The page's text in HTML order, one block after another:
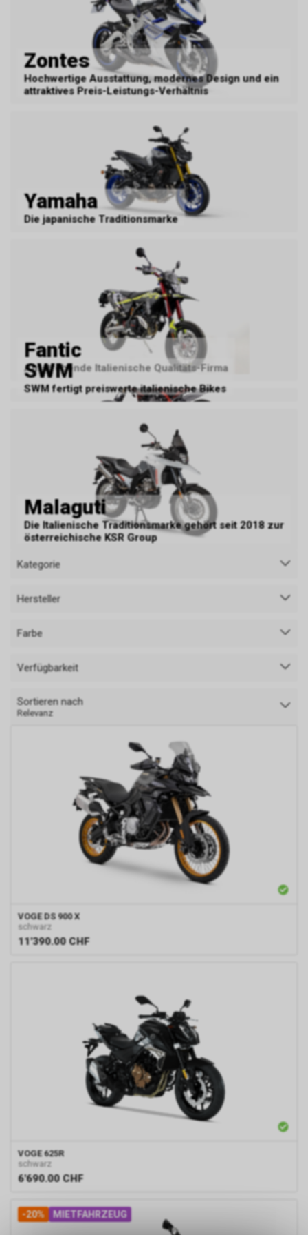
Zontes
Hochwertige Ausstattung, modernes Design und ein
attraktives Preis-Leistungs-Verhältnis
Yamaha
Die japanische Traditionsmarke
Fantic
Aufstrebende Italienische Qualitäts-Firma
SWM
SWM fertigt preiswerte italienische Bikes
Malaguti
Die Italienische Traditionsmarke gehört seit 2018 zur
österreichische KSR Group
Kategorie
Hersteller
Farbe
Verfügbarkeit
Sortieren nach
Relevanz
VOGE DS 900 X
schwarz
11'390.00 CHF
VOGE 625R
schwarz
6'690.00 CHF
-20% MIETFAHRZEUG